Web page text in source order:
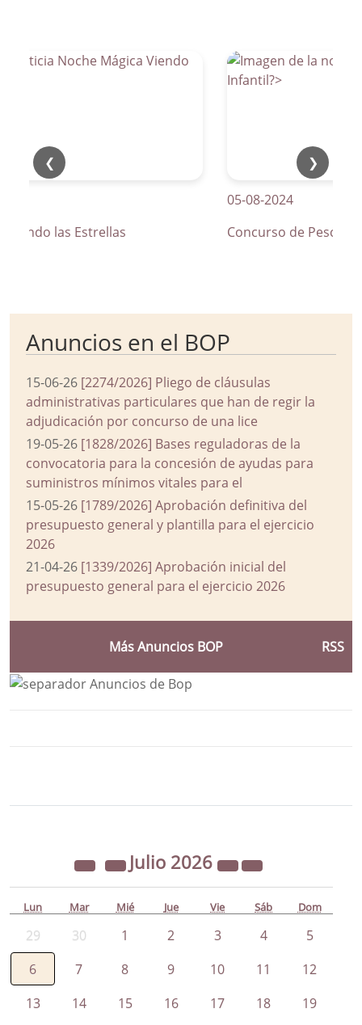
❮ ❯
las Estrellas
05-08-2024
Concurso de Pesca
Anuncios en el BOP
15-06-26 [2274/2026] Pliego de cláusulas
administrativas particulares que han de regir la
adjudicación por concurso de una lice
19-05-26 [1828/2026] Bases reguladoras de la
convocatoria para la concesión de ayudas para
suministros mínimos vitales para el
15-05-26 [1789/2026] Aprobación definitiva del
presupuesto general y plantilla para el ejercicio
2026
21-04-26 [1339/2026] Aprobación inicial del
presupuesto general para el ejercicio 2026
Más Anuncios BOP RSS
Julio 2026
Lun Mar Mié Jue Vie Sáb Dom
29 30 1 2 3 4
5
6
7 8 9 10 11
12
13
14 15 16 17 18 19